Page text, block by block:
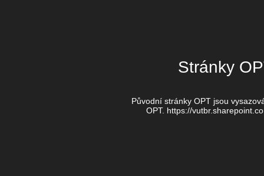
Stránky
Původní stránky OPT jsou
OPT. https://